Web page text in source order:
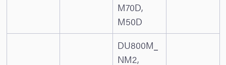
M70D,
M50D
DU800M_
NM2,